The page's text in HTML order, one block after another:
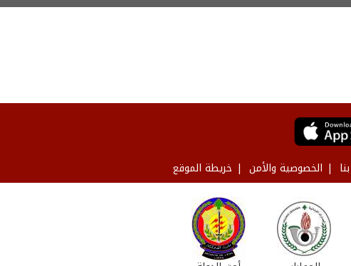
الخصوصية والأمن خريطة الموقع